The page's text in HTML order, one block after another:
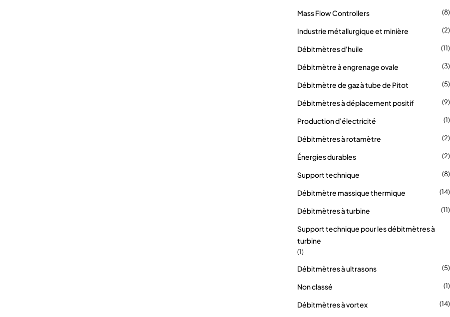
Mass Flow Controllers (8)
Industrie métallurgique et minière (2)
Débitmètres d'huile (11)
Débitmètre à engrenage ovale (3)
Débitmètre de gaz à tube de Pitot (5)
Débitmètres à déplacement positif (9)
Production d'électricité (1)
Débitmètres à rotamètre (2)
Énergies durables (2)
Support technique (8)
Débitmètre massique thermique (14)
Débitmètres à turbine (11)
Support technique pour les débitmètres à
turbine
(1)
Débitmètres à ultrasons (5)
Non classé (1)
Débitmètres à vortex (14)